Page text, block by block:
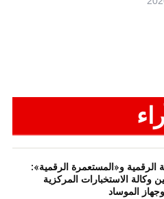
الرقمية و«المستعمرة الرقمية»:
وكالة الاستخبارات المركزية
الموساد